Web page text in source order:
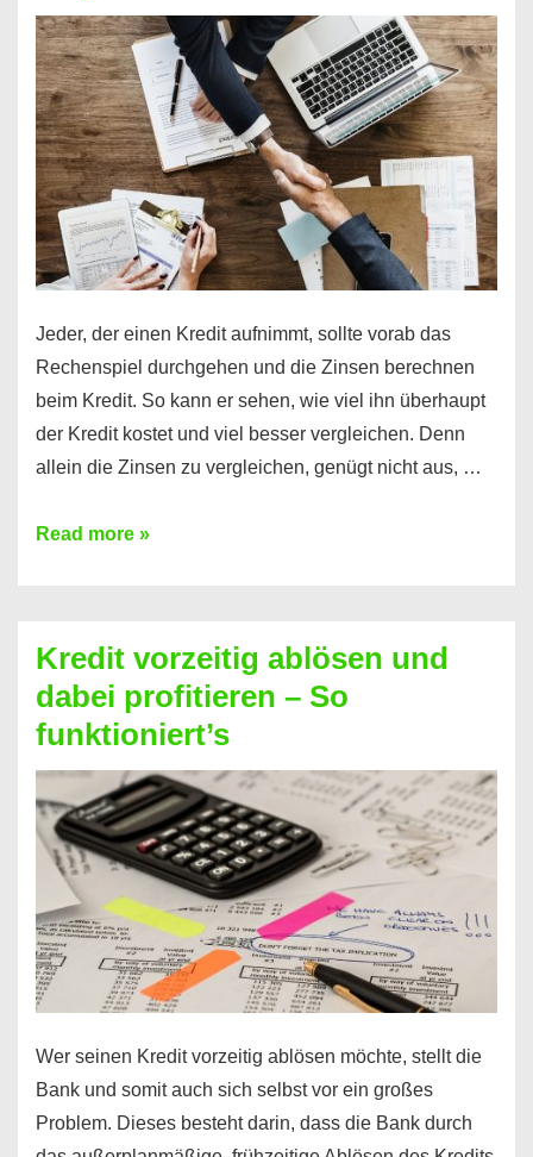
es
möglich!
Jeder, der einen Kredit aufnimmt, sollte vorab das
Rechenspiel durchgehen und die Zinsen berechnen
beim Kredit. So kann er sehen, wie viel ihn überhaupt
der Kredit kostet und viel besser vergleichen. Denn
allein die Zinsen zu vergleichen, genügt nicht aus, …
Ganz
Kredit
berechnen
–
Mit
diesen
Regeln!
Read more »
Kredit vorzeitig ablösen und
dabei profitieren – So
funktioniert’s
Wer seinen Kredit vorzeitig ablösen möchte, stellt die
Bank und somit auch sich selbst vor ein großes
Problem. Dieses besteht darin, dass die Bank durch